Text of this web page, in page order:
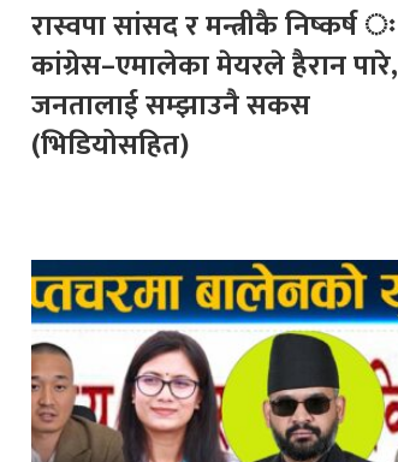
रास्वपा सांसद र मन्त्रीकै निष्कर्ष ः
कांग्रेस–एमालेका मेयरले हैरान पारे,
जनतालाई सम्झाउनै सकस
(भिडियोसहित)